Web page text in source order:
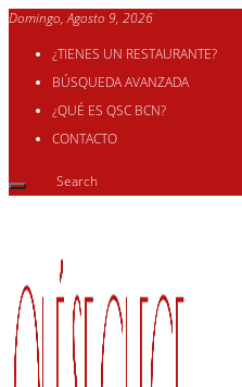
Domingo, Agosto 9, 2026
¿TIENES UN RESTAURANTE?
BÚSQUEDA AVANZADA
¿QUÉ ES QSC BCN?
CONTACTO